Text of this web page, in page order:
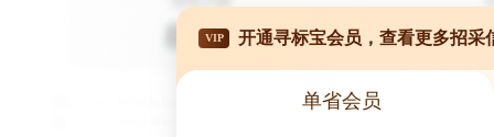
VIP 开通寻标宝会员，查看更多招采
单省会员